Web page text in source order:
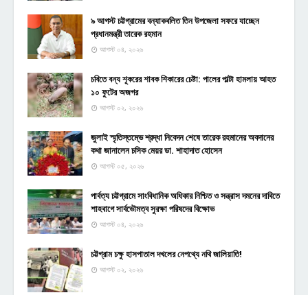
৯ আগস্ট চট্টগ্রামের বন্যাকবলিত তিন উপজেলা সফরে যাচ্ছেন
প্রধানমন্ত্রী তারেক রহমান
আগস্ট ০৪, ২০২৬
চবিতে বন্য শূকরের শাবক শিকারের চেষ্টা: পালের পাল্টা হামলায় আহত
১০ ফুটের অজগর
আগস্ট ০২, ২০২৬
জুলাই স্মৃতিস্তম্ভে শ্রদ্ধা নিবেদন শেষে তারেক রহমানের অবদানের
কথা জানালেন চসিক মেয়র ডা. শাহাদাত হোসেন
আগস্ট ০৫, ২০২৬
পার্বত্য চট্টগ্রামে সাংবিধানিক অধিকার নিশ্চিত ও সন্ত্রাস দমনের দাবিতে
শাহবাগে সার্বভৌমত্ব সুরক্ষা পরিষদের বিক্ষোভ
আগস্ট ০৪, ২০২৬
চট্টগ্রাম চক্ষু হাসপাতাল দখলের নেপথ্যে নথি জালিয়াতি!
আগস্ট ০২, ২০২৬